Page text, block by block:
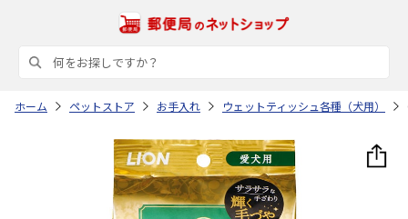
ホーム ペットストア お手入れ ウェットティッシュ各種（犬用）